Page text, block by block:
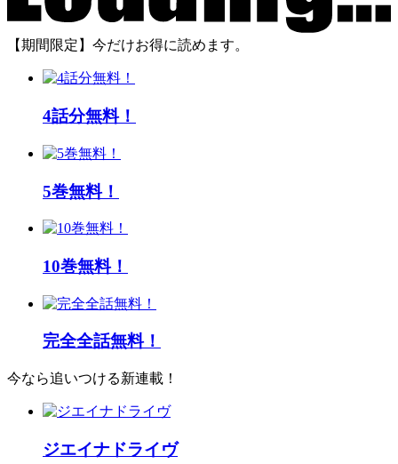
【期間限定】今だけお得に読めます。
4話分無料！
5巻無料！
10巻無料！
完全全話無料！
今なら追いつける新連載！
ジエイナドライヴ